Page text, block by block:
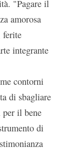
"Pagare il
amorosa
ferite
integrante
contorni
di sbagliare
per il bene
di